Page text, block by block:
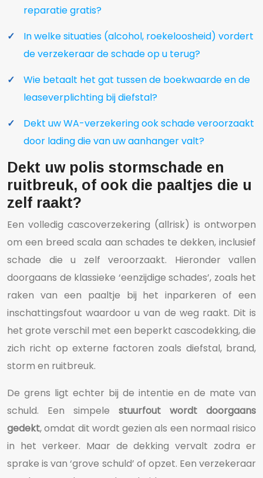
reparatie gratis?
In welke situaties (alcohol, roekeloosheid) vordert
de verzekeraar de schade op u terug?
Wie betaalt het gat tussen de boekwaarde en de
leaseverplichting bij diefstal?
Dekt uw WA-verzekering ook schade veroorzaakt
door lading die van uw aanhanger valt?
Dekt uw polis stormschade en
ruitbreuk, of ook die paaltjes die u
zelf raakt?
Een volledig cascoverzekering (allrisk) is ontworpen
om een breed scala aan schades te dekken, inclusief
schade die u zelf veroorzaakt. Hieronder vallen
doorgaans de klassieke ‘eenzijdige schades’, zoals het
raken van een paaltje bij het inparkeren of een
inschattingsfout waardoor u van de weg raakt. Dit is
het grote verschil met een beperkt cascodekking, die
zich richt op externe factoren zoals diefstal, brand,
storm en ruitbreuk.
De grens ligt echter bij de intentie en de mate van
schuld. Een simpele stuurfout wordt doorgaans
gedekt, omdat dit wordt gezien als een normaal risico
in het verkeer. Maar de dekking vervalt zodra er
sprake is van ‘grove schuld’ of opzet. Een verzekeraar